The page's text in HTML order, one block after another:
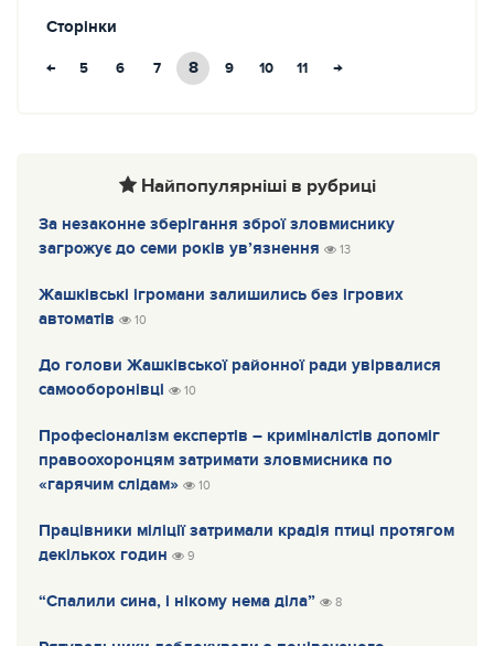
Сторінки
← 5 6 7 8 9 10 11 →
Найпопулярніші в рубриці
За незаконне зберігання зброї зловмиснику
загрожує до семи років ув’язнення
13
Жашківські ігромани залишились без ігрових
автоматів
10
До голови Жашківської районної ради увірвалися
самооборонівці
10
Професіоналізм експертів – криміналістів допоміг
правоохоронцям затримати зловмисника по
«гарячим слідам»
10
Працівники міліції затримали крадія птиці протягом
декількох годин
9
“Спалили сина, і нікому нема діла” 8